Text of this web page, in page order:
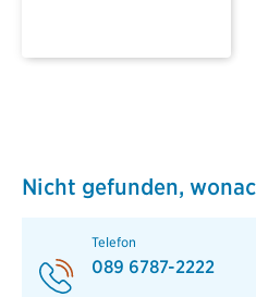
Nicht gefunden,
Telefon
089 6787-2222